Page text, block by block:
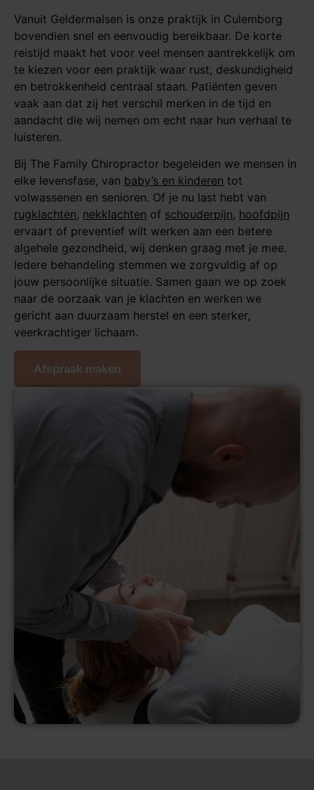
Vanuit Geldermalsen is onze praktijk in Culemborg
bovendien snel en eenvoudig bereikbaar. De korte
reistijd maakt het voor veel mensen aantrekkelijk om
te kiezen voor een praktijk waar rust, deskundigheid
en betrokkenheid centraal staan. Patiënten geven
vaak aan dat zij het verschil merken in de tijd en
aandacht die wij nemen om echt naar hun verhaal te
luisteren.
Bij The Family Chiropractor begeleiden we mensen in
elke levensfase, van baby’s en kinderen tot
volwassenen en senioren. Of je nu last hebt van
rugklachten, nekklachten of schouderpijn, hoofdpijn
ervaart of preventief wilt werken aan een betere
algehele gezondheid, wij denken graag met je mee.
Iedere behandeling stemmen we zorgvuldig af op
jouw persoonlijke situatie. Samen gaan we op zoek
naar de oorzaak van je klachten en werken we
gericht aan duurzaam herstel en een sterker,
veerkrachtiger lichaam.
Afspraak maken